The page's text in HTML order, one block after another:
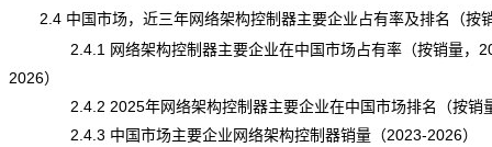
2.4 中国市场，近三年网络架构控制器主要企业占有率及排名（按
2.4.1 网络架构控制器主要企业在中国市场占有率（按销量，
2026）
2.4.2 2025年网络架构控制器主要企业在中国市场排名（按销
2.4.3 中国市场主要企业网络架构控制器销量（2023-2026）